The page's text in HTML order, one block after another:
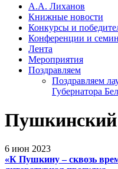
А.А. Лиханов
Книжные новости
Конкурсы и
Конференции и
Лента
Мероприятия
Поздравляем
Поздравляем
Губернатора
Пушкинский
6 июн 2023
«К Пушкину – сквозь